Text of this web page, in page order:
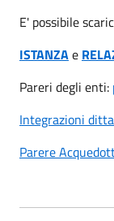
E' possibile
ISTANZAe
Pareri degli enti:
Integrazioni ditta
Parere